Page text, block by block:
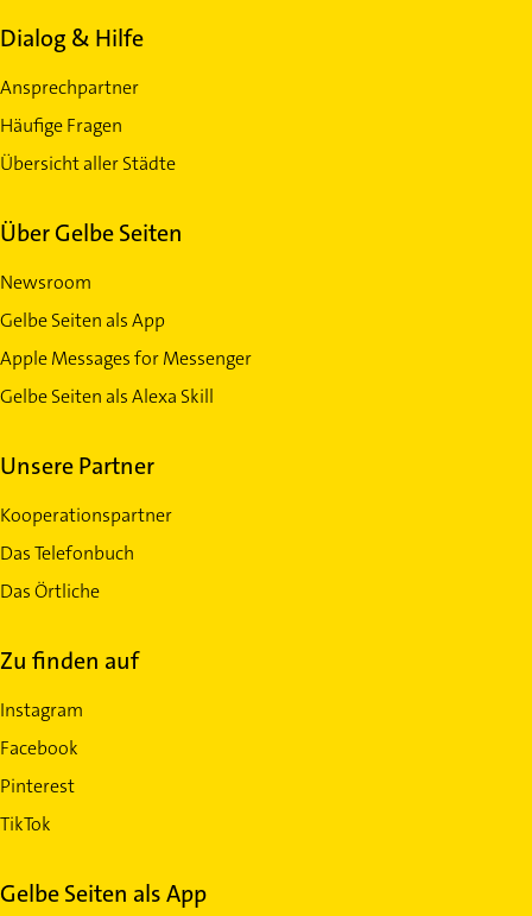
Dialog & Hilfe
Ansprechpartner
Häufige Fragen
Übersicht aller Städte
Über Gelbe Seiten
Newsroom
Gelbe Seiten als App
Apple Messages for Messenger
Gelbe Seiten als Alexa Skill
Unsere Partner
Kooperationspartner
Das Telefonbuch
Das Örtliche
Zu finden auf
Instagram
Facebook
Pinterest
TikTok
Gelbe Seiten als App